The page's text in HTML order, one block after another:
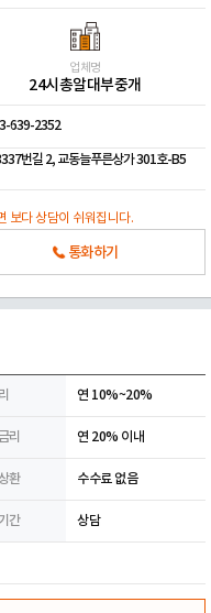
업체명
24시총알대부중개
639-2352
번길 2, 교동늘푸른상가 301호-B5
보다 상담이 쉬워집니다.
통화하기
연 10%~20%
리 연 20% 이내
환 수수료 없음
간 상담